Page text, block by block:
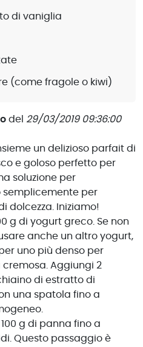
del 29/03/2019 09:36:00
un delizioso parfait di
e goloso perfetto per
soluzione per
semplicemente per
dolcezza. Iniziamo!
g di yogurt greco. Se non
anche un altro yogurt,
uno più denso per
Aggiungi 2
di estratto di
una spatola fino a
g di panna fino a
Questo passaggio è
di vaniglia
(come fragole o kiwi)